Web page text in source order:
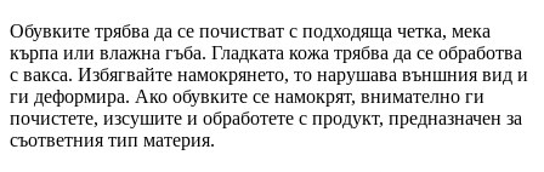
Обувките трябва да се почистват с подходяща четка, мека
кърпа или влажна гъба. Гладката кожа трябва да се обработва
с вакса. Избягвайте намокрянето, то нарушава външния вид и
ги деформира. Ако обувките се намокрят, внимателно ги
почистете, изсушите и обработете с продукт, предназначен за
съответния тип материя.